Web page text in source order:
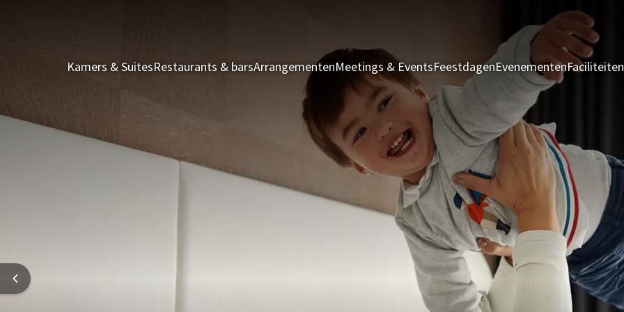
Kamers & SuitesRestaurants & barsArrangementenMeetings & EventsFeestdagenEvenementenFaciliteiten